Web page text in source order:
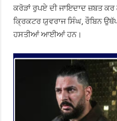
ਕਰੋੜਾਂ ਰੁਪਏ ਦੀ ਜਾਇਦਾਦ ਜ਼ਬਤ
ਕ੍ਰਿਕਟਰ ਯੁਵਰਾਜ ਸਿੰਘ, ਰੌਬਿਨ
ਹਸਤੀਆਂ ਆਈਆਂ ਹਨ।